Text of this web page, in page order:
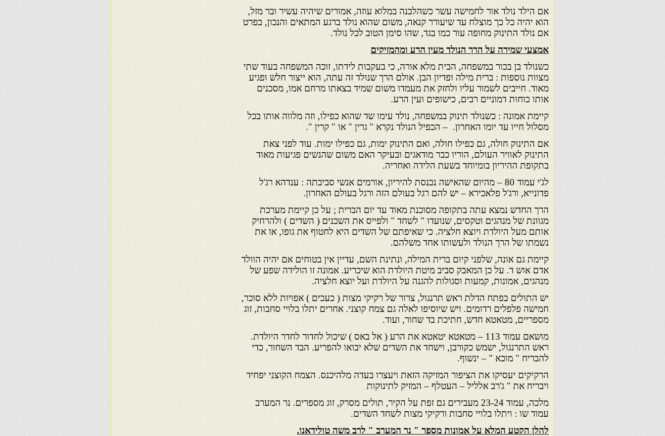
אם הילד נולד אור לחמישה עשר כשהלבנה במלוא עוזה, אמורים שיהיה עשיר ובר מזל,
הוא יהיה כל כך מוצלח עד שיעורר קנאה, משום שהוא נולד ברגע המתאים והנכון, בפרט
אם נולד התינוק מחופה עור כמו בגד, שהו סימן הטוב לכל נולד.
אמצעי שמירה על הרך הנולד מעין הרע ומהמזיקים
כשנולד בן בכור במשפחה, הבית מלא אורה, כי בעקבות לידתו, זוכה המשפחה בעוד שתי
מצוות נוספות : ברית מילה ופדיון הבן. אולם הרך שנולד זה עתה, הוא ייצור חלש ופגיע
מאוד. חייבים לשמור עליו ולחזק את מעמדו משום שמיד בצאתו מרחם אמו, מסכנים
אותו כוחות דמוניים רבים, כישופים ועין הרע.
קיימת אמונה : כשנולד תינוק במשפחה, נולד עימו שד שהוא כפילו, וזה מלווה אותו בכל
מסלול חייו עד יומו האחרון. – הכפיל הנולד נקרא " גרין " או " קרין ".
אם התינוק חולה, גם כפילו חולה, ואם התינוק ימות, גם כפילו ימות. עוד לפני צאת
התינוק לאוויר העולם, הוריו כבר מודאגים ובעיקר האם משום שהנשים פגיעות מאוד
בתקופת ההיריון בומיוחד בשעת הלידה ואחריה.
לג'י עמוד 80 – מהיום שהאישה נכנסת להיריון, אורמים אנשי סביבתה : ענדהא רג'ל
פדונייא, ורג'ל פלאכירא – יש להם רגל בעולם הזה ורגל בעולם האחרון.
הרך החדש נמצא עתה בתקופה מסוכנת מאוד עד יום הברית ; על כן קיימת מערכת
מגוונת של מנהגים וטקסים, שנועדו " לשחד " ולפייס את השכנים ( השדים ) ולהרחיק
אותם מעל היולדת ויוצא חלציה. כי שאיפתם של השדים היא לחטוף את גופו, או את
נשמתו של הרך הנולד ולעשותו אחד משלהם.
קיימת גם אונה, שלפני קיום ברית המילה, ונתינת השם, עדיין אין בטוחים אם יהיה הוולד
אדם אוש ד. על כן המאבק סביב מיטת היולדת הוא שיכריע. אמונה זו הולידה שפע של
מנהגים, אמונות, קמעות וסגולות להגנה על היולדת ועל יוצא חלציה.
יש התולים בפתח הדלת ראש תרנגול, צרור של רקיקי מצות ( כעכים ) אפויות ללא סוכר,
חמישה פלפלים רדומים. ויש שיוסיפו לאלה גם צמח קוצני. אחרים יתלו בלויי סחבות, זוג
מספריים, מטאטא חדש, חתיכת בד שחור, ועוד.
מושאם עמוד 113 – מטאטא יטאטא את הרע ( אל באס ) שיכול לחדור לחדר היולדת.
ראש התרנגול, ישמש כקורבן, וישחד את השדים שלא יבואו להפריע. הבד השחור, כדי
להבריח " מוכא " – ינשוף.
הרקיקים יעסיקו את הציפור המזיקה הזאת ויעצרו בעדה מלהיכנס. הצמח הקוצני יפחיד
ויבריח את " ג'רב אלליל – העטלף – המזיק לתינוקות
מלכה, עמוד 23-24 מעבירים גם זפת על הקיר, תולים מסרק, זוג מספרים. נר המערב
עמוד שו : ויתלו בלויי סחבות ורקיקי מצות לשחד השדים.
להלן הקטע המלא על אמונות מספר " נר המערב " לרב משה טולידאנו.